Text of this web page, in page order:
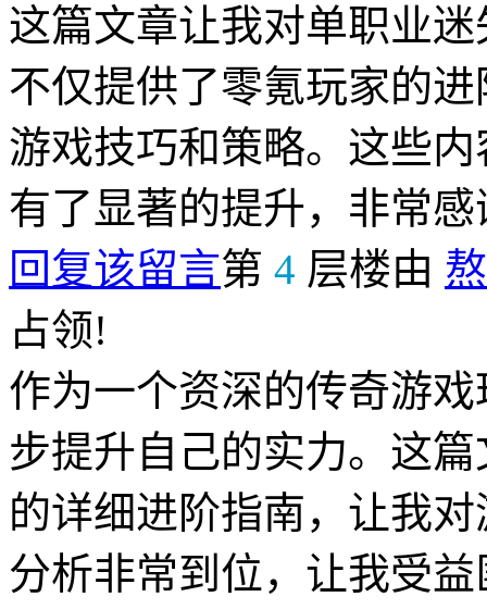
这篇文章让我对单职业
不仅提供了零氪玩家的
游戏技巧和策略。这些
有了显著的提升，非常
回复该留言第 4 层楼由
占领!
作为一个资深的传奇游
步提升自己的实力。这
的详细进阶指南，让我
分析非常到位，让我受